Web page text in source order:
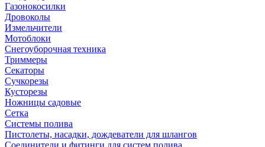
Газонокосилки
Дровоколы
Измельчители
Мотоблоки
Снегоуборочная техника
Триммеры
Секаторы
Сучкорезы
Кусторезы
Ножницы садовые
Сетка
Системы полива
Пистолеты, насадки, дождеватели для шлангов
Соединители и фитинги для систем полива